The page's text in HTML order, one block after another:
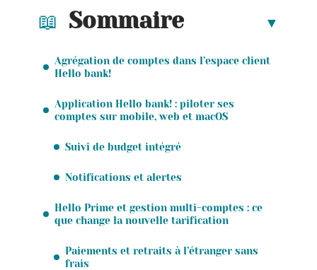
Sommaire
Agrégation de comptes dans l’espace client
Hello bank!
Application Hello bank! : piloter ses
comptes sur mobile, web et macOS
Suivi de budget intégré
Notifications et alertes
Hello Prime et gestion multi-comptes : ce
que change la nouvelle tarification
Paiements et retraits à l’étranger sans
frais